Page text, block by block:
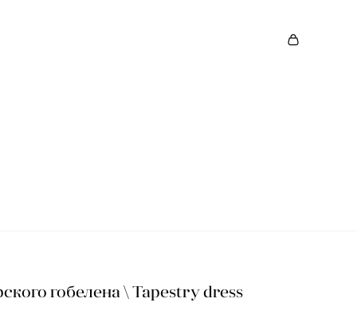
гобелена \ Tapestry dress